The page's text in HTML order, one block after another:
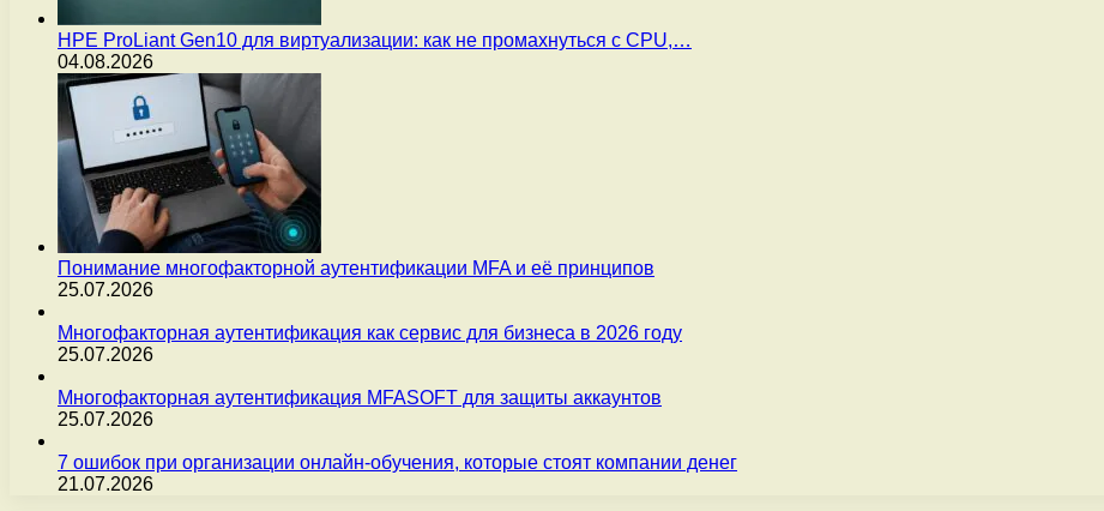
HPE ProLiant Gen10 для виртуализации: как не промахнуться с CPU,…
04.08.2026
Понимание многофакторной аутентификации MFA и её принципов
25.07.2026
Многофакторная аутентификация как сервис для бизнеса в 2026 году
25.07.2026
Многофакторная аутентификация MFASOFT для защиты аккаунтов
25.07.2026
7 ошибок при организации онлайн-обучения, которые стоят компании денег
21.07.2026